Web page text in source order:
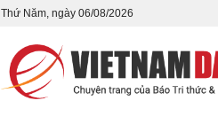
Thứ Năm, ngày 06/08/2026